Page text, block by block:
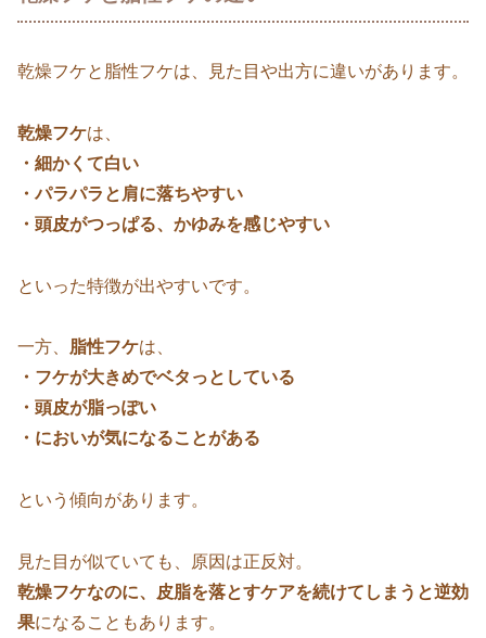
乾燥フケと脂性フケは、見た目や出方に違いがあります。
乾燥フケは、
・細かくて白い
・パラパラと肩に落ちやすい
・頭皮がつっぱる、かゆみを感じやすい
といった特徴が出やすいです。
一方、 脂性フケは、
・フケが大きめでベタっとしている
・頭皮が脂っぽい
・においが気になることがある
という傾向があります。
見た目が似ていても、原因は正反対。
乾燥フケなのに、皮脂を落とすケアを続けてしまうと逆効
果になることもあります。